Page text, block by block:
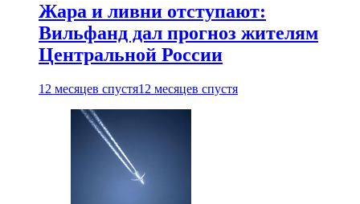
Жара и ливни отступают:
Вильфанд дал прогноз жителям
Центральной России
12 месяцев спустя12 месяцев спустя